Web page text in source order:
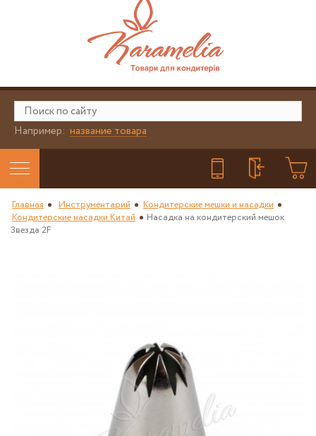
Например: название товара
Главная Инструментарий
Кондитерские мешки и насадки
Кондитерские насадки Китай
Насадка на кондитерский мешок
Звезда 2F